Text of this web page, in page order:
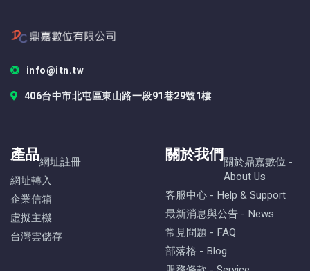
info@itn.tw
406台中市北屯區東山路一段91巷29號1樓
產品網址註冊
網址轉入
企業信箱
虛擬主機
台灣雲儲存
關於我們關於鼎嘉數位 -
About Us
客服中心 - Help & Support
最新消息與公告 - News
常見問題 - FAQ
部落格 - Blog